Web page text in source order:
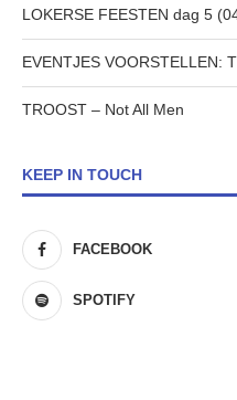
LOKERSE FEESTEN dag 5
EVENTJES VOORSTELLEN:
TROOST – Not All Men
KEEP IN TOUCH
FACEBOOK
SPOTIFY